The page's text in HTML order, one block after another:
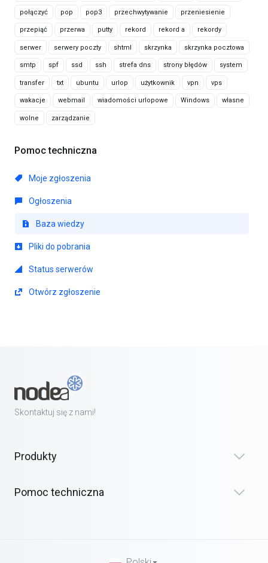
połączyć pop pop3 przechwytywanie przeniesienie
przepiąć przerwa putty rekord rekord a rekordy
serwer serwery poczty shtml skrzynka skrzynka pocztowa
smtp spf ssd ssh strefa dns strony błędów system
transfer txt ubuntu urlop użytkownik vpn vps
wakacje webmail wiadomości urlopowe Windows własne
wolne zarządzanie
Pomoc techniczna
Moje zgłoszenia
Ogłoszenia
Baza wiedzy
Pliki do pobrania
Status serwerów
Otwórz zgłoszenie
Skontaktuj się z nami!
Produkty
Pomoc techniczna